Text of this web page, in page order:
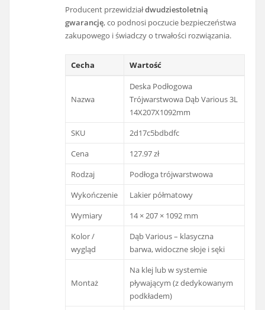
Producent przewidziałdwudziestoletnią
gwarancję, co podnosi poczucie bezpieczeństwa
zakupowego i świadczy o trwałości rozwiązania.
Cecha Wartość
Nazwa
Deska Podłogowa
Trójwarstwowa Dąb Various 3L
14X207X1092mm
SKU
2d17c5bdbdfc
Cena
127.97 zł
Rodzaj
Podłoga trójwarstwowa
Wykończenie
Lakier półmatowy
Wymiary
14 × 207 × 1092 mm
Kolor /
wygląd
Dąb Various – klasyczna
barwa, widoczne słoje i sęki
Montaż
Na klej lub w systemie
pływającym (z dedykowanym
podkładem)